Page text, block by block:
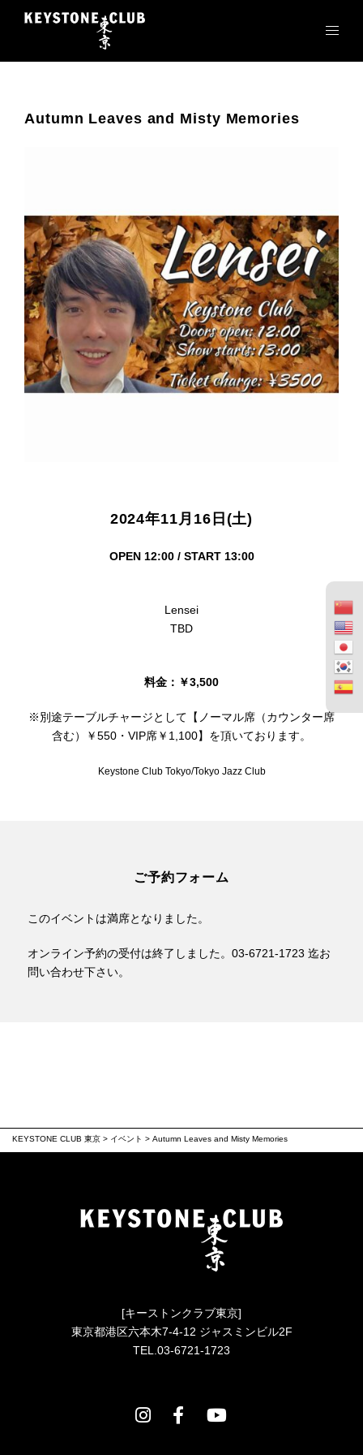
ン
Autumn Leaves and Misty Memories
2024年11月16日(土)
OPEN 12:00 / START 13:00
Lensei
TBD
料金：￥3,500
※別途テーブルチャージとして【ノーマル席（カウンター席
含む）￥550・VIP席￥1,100】を頂いております。
Keystone Club Tokyo/Tokyo Jazz Club
ご予約フォーム
このイベントは満席となりました。
オンライン予約の受付は終了しました。03-6721-1723 迄お
問い合わせ下さい。
KEYSTONE CLUB 東京 > イベント > Autumn Leaves and Misty Memories
[キーストンクラブ東京]
東京都港区六本木7-4-12 ジャスミンビル2F
TEL.03-6721-1723